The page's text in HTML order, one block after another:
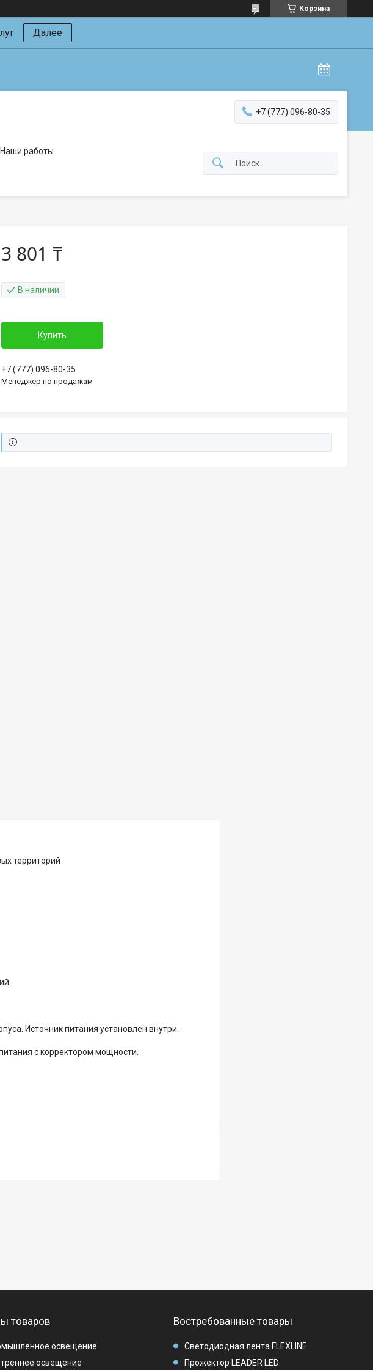
Корзина
Далее
+7 (777) 096-80-35
Наши работы
3 801 ₸
В наличии
Купить
+7 (777) 096-80-35
Менеджер по продажам
территорий
Источник питания установлен внутри.
с корректором мощности.
товаров
освещение
освещение
Востребованные товары
Светодиодная лента FLEXLINE
Прожектор LEADER LED